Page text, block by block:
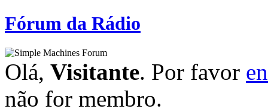
Fórum da Rádio
Olá, Visitante. Por favor
não for membro.